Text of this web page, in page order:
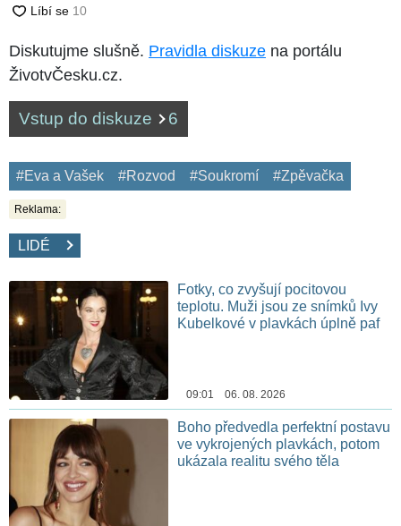
Diskutujme slušně. Pravidla diskuze na portálu
ŽivotvČesku.cz.
Vstup do diskuze 6
#Eva a Vašek #Rozvod #Soukromí #Zpěvačka
Reklama:
LIDÉ
Fotky, co zvyšují pocitovou
teplotu. Muži jsou ze snímků Ivy
Kubelkové v plavkách úplně paf
09:01 06. 08. 2026
Boho předvedla perfektní postavu
ve vykrojených plavkách, potom
ukázala realitu svého těla